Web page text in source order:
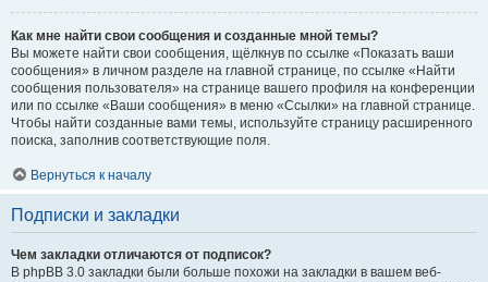
Как мне найти свои сообщения и созданные мной темы?
Вы можете найти свои сообщения, щёлкнув по ссылке «Показать ваши
сообщения» в личном разделе на главной странице, по ссылке «Найти
сообщения пользователя» на странице вашего профиля на конференции
или по ссылке «Ваши сообщения» в меню «Ссылки» на главной странице.
Чтобы найти созданные вами темы, используйте страницу расширенного
поиска, заполнив соответствующие поля.
Вернуться к началу
Подписки и закладки
Чем закладки отличаются от подписок?
В phpBB 3.0 закладки были больше похожи на закладки в вашем веб-